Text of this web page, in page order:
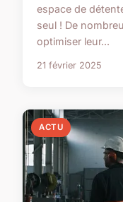
espace de
seul ! De
optimiser leur...
21 février 2025
ACTU